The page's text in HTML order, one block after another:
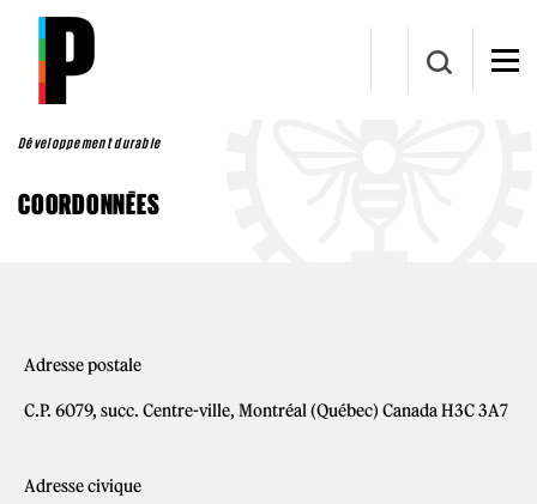
Aller au contenu principal
Développement durable
COORDONNÉES
Adresse postale
C.P. 6079, succ. Centre-ville, Montréal (Québec) Canada H3C 3A7
Adresse civique